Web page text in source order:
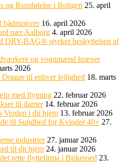
og Rumfølelse i Boligen 25. april
bådmotorer 16. april 2026
nær Aalborg 4. april 2026
DRY-BAG® styrker beskyttelsen af
og vognmænd kræver
2026
til enhver lejlighed 18. marts
med flytning 22. februar 2026
til damer 14. februar 2026
Verden i dit hjem 13. februar 2026
til Sundhed for Kvinder 40+ 27.
industrier 27. januar 2026
til dit hjem 24. januar 2026
rette flyttefirma i Birkeroed 23.